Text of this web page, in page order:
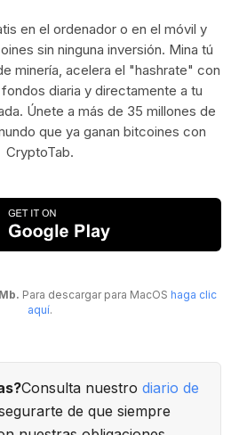
en el ordenador o en el móvil y
sin ninguna inversión. Mina tú
minería, acelera el "hashrate" con
diaria y directamente a tu
Únete a más de 35 millones de
que ya ganan bitcoines con
CryptoTab.
Para descargar para MacOS haga clic
aquí.
Consulta nuestro diario de
de que siempre